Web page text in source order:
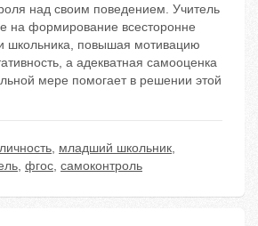
над своим поведением. Учитель
на формирование всесторонне
школьника, повышая мотивацию
а адекватная самооценка
мере помогает в решении этой
личность, младший школьник,
, фгос, самоконтроль